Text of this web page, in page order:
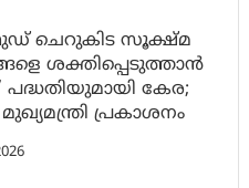
ചെറുകിട സൂക്ഷ്മ
ശക്തിപ്പെടുത്താന്‍
പദ്ധതിയുമായി കേര;
പ്രകാശനം